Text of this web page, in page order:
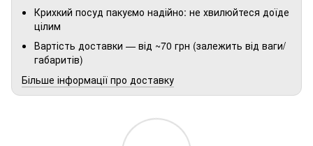
Крихкий посуд пакуємо надійно: не хвилюйтеся доїде
цілим
Вартість доставки — від ~70 грн (залежить від ваги/
габаритів)
Більше інформації про доставку